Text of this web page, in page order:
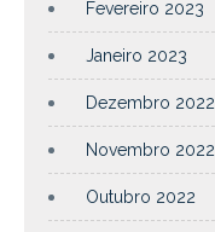
Fevereiro 2023
Janeiro 2023
Dezembro 2022
Novembro 2022
Outubro 2022